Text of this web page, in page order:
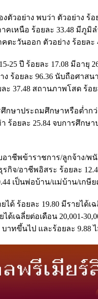
วอย่าง พบว่า ตัวอย่าง ร้อ
คเหนือ ร้อยละ 33.48 มีภู
ตะวันออก ตัวอย่าง ร้อยละ
25 ปี ร้อยละ 17.08 มีอายุ
ง ร้อยละ 96.36 นับถือศา
ะ 37.48 สถานภาพโสด ร้อ
ศึกษาประถมศึกษาหรือต่ำก
ร้อยละ 25.84 จบการศึกษ
อาชีพข้าราชการ/ลูกจ้าง/
รกิจ/อาชีพอิสระ ร้อยละ
เป็นพ่อบ้าน/แม่บ้าน/เก
ได้ ร้อยละ 19.80 มีรายได้เ
ด้เฉลี่ยต่อเดือน 20,001-
บาทขึ้นไป และร้อยละ 9.88